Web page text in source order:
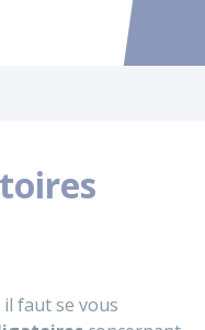
Accéder
faut se vous